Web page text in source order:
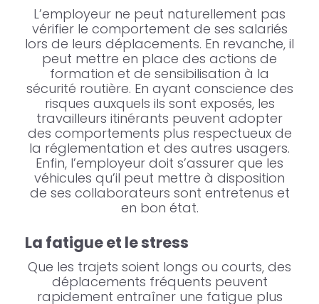
L’employeur ne peut naturellement pas
vérifier le comportement de ses salariés
lors de leurs déplacements. En revanche, il
peut mettre en place des actions de
formation et de sensibilisation à la
sécurité routière. En ayant conscience des
risques auxquels ils sont exposés, les
travailleurs itinérants peuvent adopter
des comportements plus respectueux de
la réglementation et des autres usagers.
Enfin, l’employeur doit s’assurer que les
véhicules qu’il peut mettre à disposition
de ses collaborateurs sont entretenus et
en bon état.
La fatigue et le stress
Que les trajets soient longs ou courts, des
déplacements fréquents peuvent
rapidement entraîner une fatigue plus